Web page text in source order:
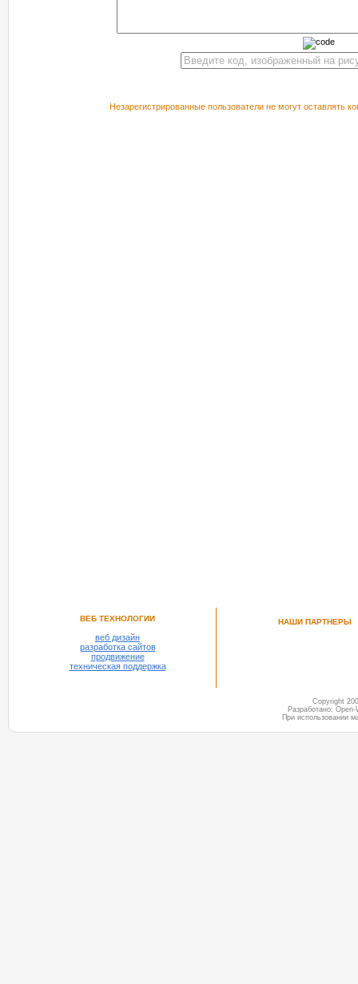
Незарегистрированные пользователи не могут оставлять
ВЕБ ТЕХНОЛОГИИ
веб дизайн
разработка сайтов
продвижение
техническая поддержка
НАШИ ПАРТНЕРЫ
Copyright
Разработано:
При использовании